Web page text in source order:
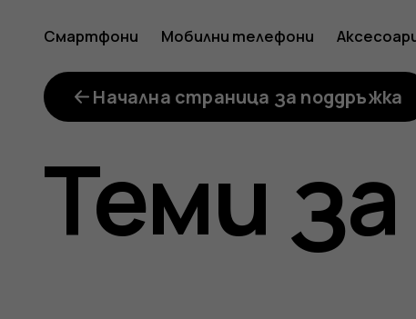
ми
не
Смартфони Мобилни телефони
Начална страница за поддръжка
Теми